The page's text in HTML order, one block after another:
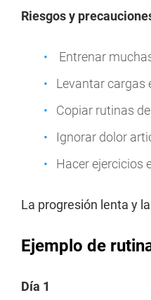
Riesgos y
Entrenar
Levantar cargas
Copiar rutinas
Ignorar dolor
Hacer ejercicios
La progresión lenta y
Ejemplo de
Día 1